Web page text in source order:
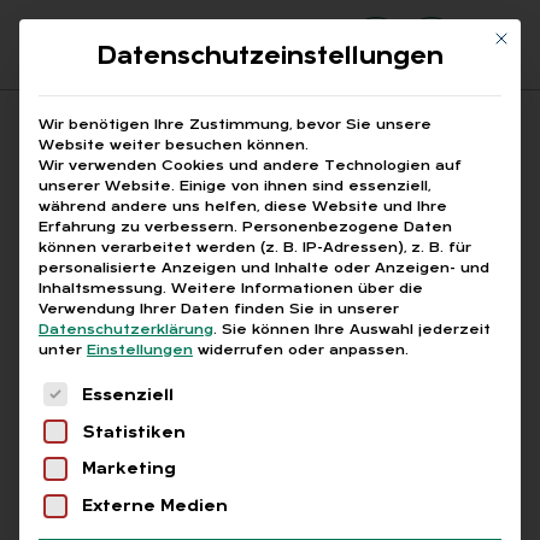
Suchfeld
Suchen
Breadcrumb-Navigation
STARTSEITE
PRINTAUSGABEN
TITELTHEMA: DIGITAL ODER OBSOLET? KI ALS …
WER FÜHREN WILL, MUSS FÜHLEN?
Inhaltsverzeichnis
Abo
WER FÜH­REN WILL, MUSS FÜH­LEN?
Mit
Datenschutzeinstellungen
Wir benötigen Ihre Zustimmung, bevor Sie unsere
Website weiter besuchen können.
Wir verwenden Cookies und andere Technologien auf
unserer Website. Einige von ihnen sind essenziell,
während andere uns helfen, diese Website und Ihre
Erfahrung zu verbessern. Personenbezogene Daten
können verarbeitet werden (z. B. IP-Adressen), z. B. für
personalisierte Anzeigen und Inhalte oder Anzeigen- und
Inhaltsmessung. Weitere Informationen über die
Verwendung Ihrer Daten finden Sie in unserer
Datenschutzerklärung. Sie können Ihre Auswahl jederzeit
unter Einstellungen widerrufen oder anpassen.
Es folgt eine Liste der Service-Gruppen, für
Essenziell
Statistiken
Marketing
Externe Medien